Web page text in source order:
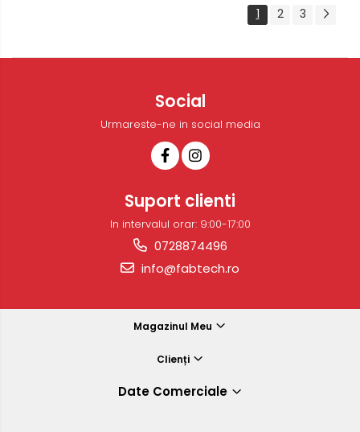
1 2 3
Social
Urmareste-ne in social media
Suport clienti
In intervalul orar: 9:00-17:00
0728874496
info@fabtech.ro
Magazinul Meu
Clienți
Date Comerciale